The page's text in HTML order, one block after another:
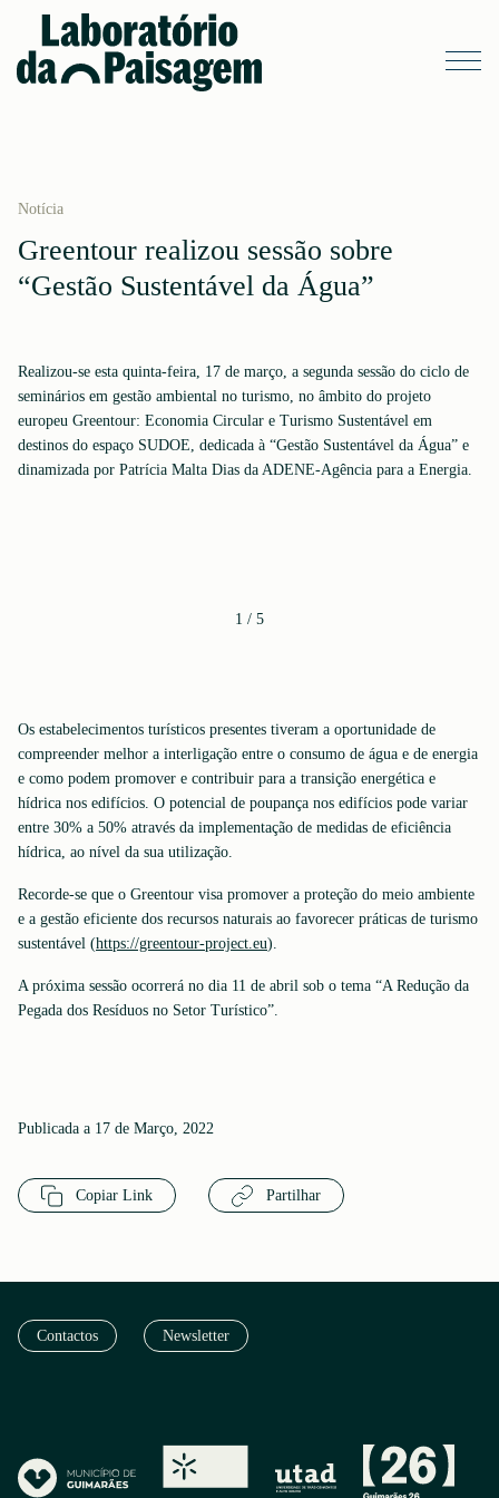
Notícia
Greentour realizou sessão sobre
“Gestão Sustentável da Água”
Realizou-se esta quinta-feira, 17 de março, a segunda sessão do ciclo de
seminários em gestão ambiental no turismo, no âmbito do projeto
europeu Greentour: Economia Circular e Turismo Sustentável em
destinos do espaço SUDOE, dedicada à “Gestão Sustentável da Água” e
dinamizada por Patrícia Malta Dias da ADENE-Agência para a Energia.
1 / 5
Os estabelecimentos turísticos presentes tiveram a oportunidade de
compreender melhor a interligação entre o consumo de água e de energia
e como podem promover e contribuir para a transição energética e
hídrica nos edifícios. O potencial de poupança nos edifícios pode variar
entre 30% a 50% através da implementação de medidas de eficiência
hídrica, ao nível da sua utilização.
Recorde-se que o Greentour visa promover a proteção do meio ambiente
e a gestão eficiente dos recursos naturais ao favorecer práticas de turismo
sustentável (https://greentour-project.eu).
A próxima sessão ocorrerá no dia 11 de abril sob o tema “A Redução da
Pegada dos Resíduos no Setor Turístico”.
Publicada a 17 de Março, 2022
Copiar Link Partilhar
Contactos Newsletter